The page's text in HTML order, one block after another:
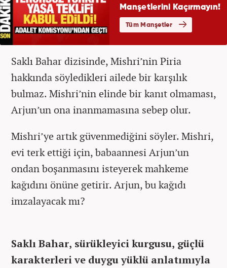
Saklı Bahar dizisinde, Mishri’nin Piria
hakkında söyledikleri ailede bir karşılık
bulmaz. Mishri’nin elinde bir kanıt olmaması,
Arjun’un ona inanmamasına sebep olur.
Mishri’ye artık güvenmediğini söyler. Mishri,
evi terk ettiği için, babaannesi Arjun’un
ondan boşanmasını isteyerek mahkeme
kağıdını önüne getirir. Arjun, bu kağıdı
imzalayacak mı?
Saklı Bahar, sürükleyici kurgusu, güçlü
karakterleri ve duygu yüklü anlatımıyla